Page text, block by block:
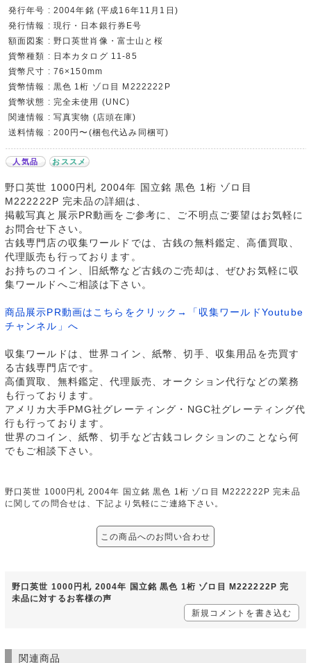
発行年号 : 2004年銘 (平成16年11月1日)
発行情報 : 現行・日本銀行券E号
額面図案 : 野口英世肖像・富士山と桜
貨幣種類 : 日本カタログ 11-85
貨幣尺寸 : 76×150mm
貨幣情報 : 黒色 1桁 ゾロ目 M222222P
貨幣状態 : 完全未使用 (UNC)
関連情報 : 写真実物 (店頭在庫)
送料情報 : 200円〜(梱包代込み同梱可)
人気品 おススメ
野口英世 1000円札 2004年 国立銘 黒色 1桁 ゾロ目
M222222P 完未品の詳細は、
掲載写真と展示PR動画をご参考に、ご不明点ご要望はお気軽に
お問合せ下さい。
古銭専門店の収集ワールドでは、古銭の無料鑑定、高価買取、
代理販売も行っております。
お持ちのコイン、旧紙幣など古銭のご売却は、ぜひお気軽に収
集ワールドへご相談は下さい。
商品展示PR動画はこちらをクリック→「収集ワールドYoutube
チャンネル」へ
収集ワールドは、世界コイン、紙幣、切手、収集用品を売買す
る古銭専門店です。
高価買取、無料鑑定、代理販売、オークション代行などの業務
も行っております。
アメリカ大手PMG社グレーティング・NGC社グレーティング代
行も行っております。
世界のコイン、紙幣、切手など古銭コレクションのことなら何
でもご相談下さい。
野口英世 1000円札 2004年 国立銘 黒色 1桁 ゾロ目 M222222P 完未品
に関しての問合せは、下記より気軽にご連絡下さい。
この商品へのお問い合わせ
野口英世 1000円札 2004年 国立銘 黒色 1桁 ゾロ目 M222222P 完
未品に対するお客様の声
新規コメントを書き込む
関連商品